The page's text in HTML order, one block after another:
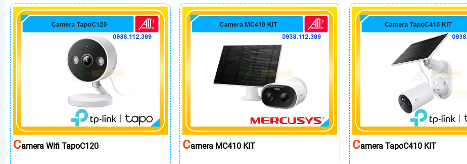
CAmera Wifi TapoC120 CAmera MC410 KIT CAmera TapoC410 KIT